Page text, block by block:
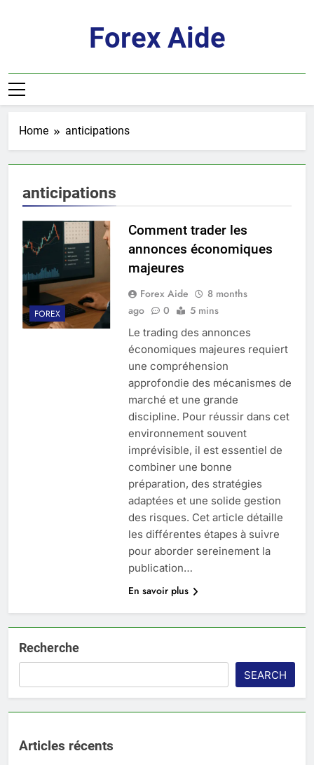
Forex Aide
Home anticipations
anticipations
FOREX
Comment trader les
annonces économiques
majeures
Forex Aide
8 months
ago
0 5 mins
Le trading des annonces
économiques majeures requiert
une compréhension
approfondie des mécanismes de
marché et une grande
discipline. Pour réussir dans cet
environnement souvent
imprévisible, il est essentiel de
combiner une bonne
préparation, des stratégies
adaptées et une solide gestion
des risques. Cet article détaille
les différentes étapes à suivre
pour aborder sereinement la
publication…
En savoir plus
Recherche
SEARCH
Articles récents